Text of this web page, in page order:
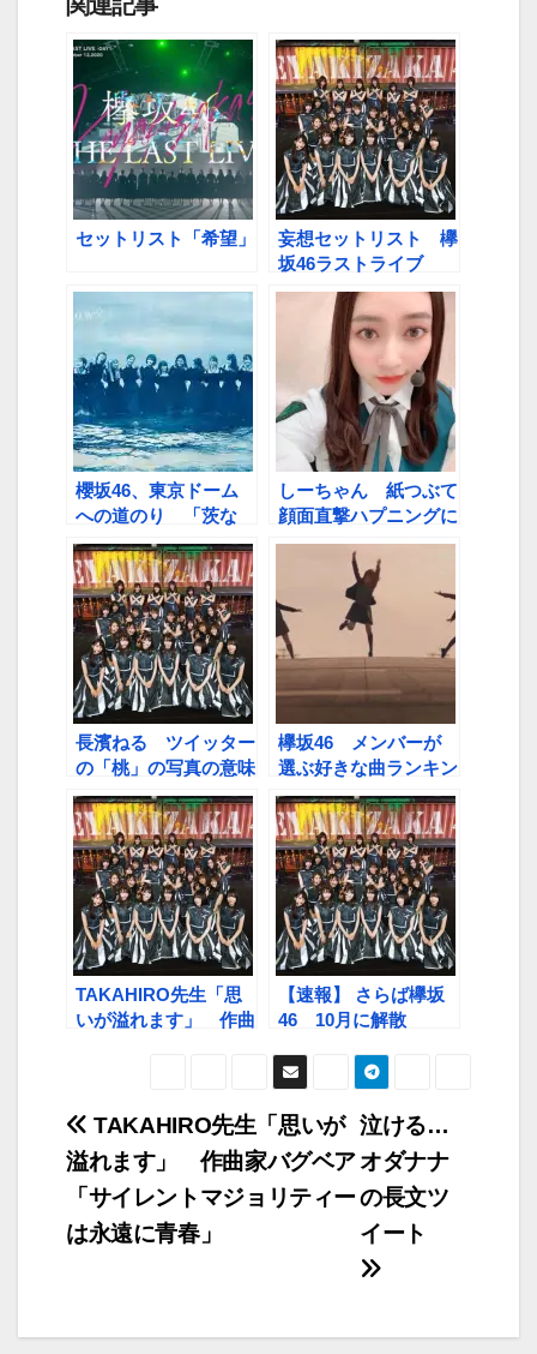
セットリスト「希望」
妄想セットリスト 欅
坂46ラストライブ
櫻坂46、東京ドーム
への道のり 「茨な
道」乗り越え、つかん
だ夢
しーちゃん 紙つぶて
顔面直撃ハプニングに
「おぜと笑っちゃいま
長濱ねる ツイッター
の「桃」の写真の意味
とは…
欅坂46 メンバーが
選ぶ好きな曲ランキン
グ
TAKAHIRO先生「思
いが溢れます」 作曲
【速報】 さらば欅坂
46 10月に解散
投
稿
ナ
ゲ
泣ける…
オダナナ
の長文ツ
イート
TAKAHIRO先生「思いが
溢れます」 作曲家バグベア
「サイレントマジョリティー
は永遠に青春」